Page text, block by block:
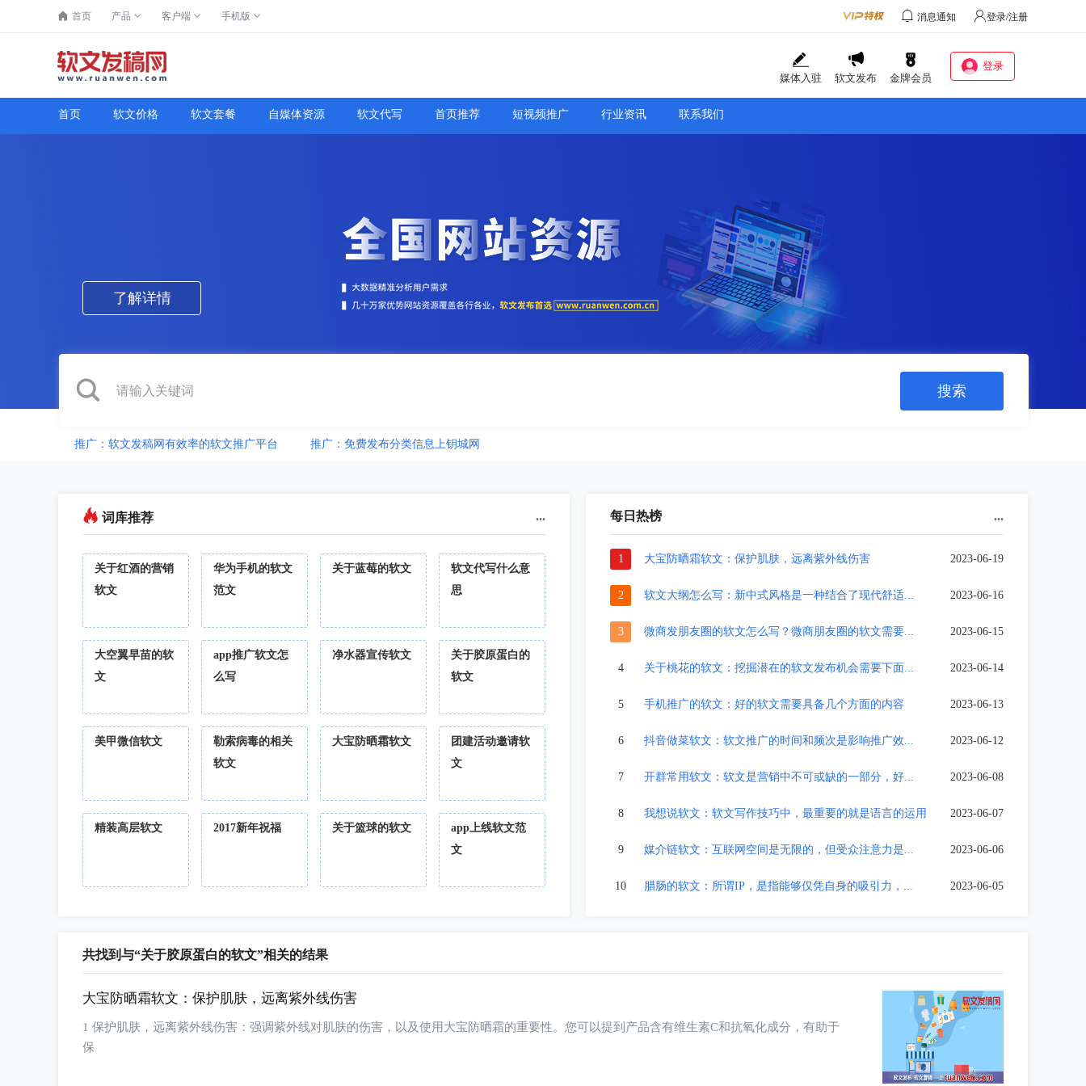
首页 产品 客户端 手机版 消息通知 登录/注册
媒体入驻 软文发布 金牌会员
登录
首页 软文价格 软文套餐 自媒体资源 软文代写 首页推荐 短视频推广 行业资讯 联系我们
了解详情
推广：软文发稿网有效率的软文推广平台 推广：免费发布分类信息上钥城网
词库推荐 ...
关于红酒的营销
软文
华为手机的软文
范文
关于蓝莓的软文
软文代写什么意
思
大空翼早苗的软
文
app推广软文怎
么写
净水器宣传软文
关于胶原蛋白的
软文
美甲微信软文
勒索病毒的相关
软文
大宝防晒霜软文
团建活动邀请软
文
精装高层软文 2017新年祝福 关于篮球的软文
app上线软文范
文
每日热榜 ...
1 大宝防晒霜软文：保护肌肤，远离紫外线伤害 2023-06-19
2 软文大纲怎么写：新中式风格是一种结合了现代舒适... 2023-06-16
3 微商发朋友圈的软文怎么写？微商朋友圈的软文需要... 2023-06-15
4 关于桃花的软文：挖掘潜在的软文发布机会需要下面... 2023-06-14
5 手机推广的软文：好的软文需要具备几个方面的内容 2023-06-13
6 抖音做菜软文：软文推广的时间和频次是影响推广效... 2023-06-12
7 开群常用软文：软文是营销中不可或缺的一部分，好... 2023-06-08
8 我想说软文：软文写作技巧中，最重要的就是语言的运用 2023-06-07
9 媒介链软文：互联网空间是无限的，但受众注意力是... 2023-06-06
10 腊肠的软文：所谓IP，是指能够仅凭自身的吸引力，... 2023-06-05
共找到与“关于胶原蛋白的软文”相关的结果
大宝防晒霜软文：保护肌肤，远离紫外线伤害
1 保护肌肤，远离紫外线伤害：强调紫外线对肌肤的伤害，以及使用大宝防晒霜的重要性。您可以提到产品含有维生素C和抗氧化成分，有助于
保